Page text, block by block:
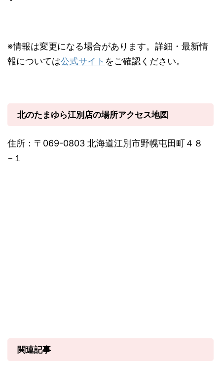
※情報は変更になる場合があります。詳細・最新情
報については公式サイト をご確認ください。
北のたまゆら江別店の場所アクセス地図
住所：〒069-0803 北海道江別市野幌屯田町４８
−１
関連記事